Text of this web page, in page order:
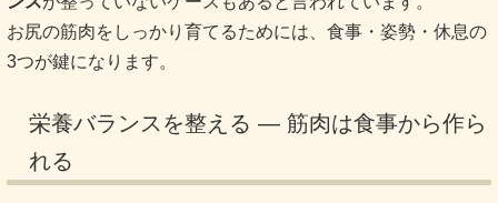
お尻の筋肉をしっかり育てるためには、食事・姿勢・休息の
3つが鍵になります。
栄養バランスを整える ― 筋肉は食事から作ら
れる